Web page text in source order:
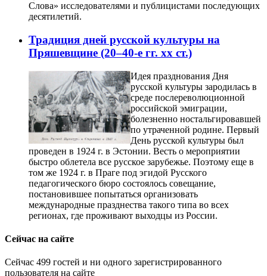
Слова» исследователями и публицистами последующих
десятилетий.
Традиция дней русской культуры на
Пряшевщине (20–40-е гг. хх ст.)
Идея празднования Дня
русской культуры зародилась в
среде послереволюционной
российской эмиграции,
болезненно ностальгировавшей
по утраченной родине. Первый
День русской культуры был
проведен в 1924 г. в Эстонии. Весть о мероприятии
быстро облетела все русское зарубежье. Поэтому еще в
том же 1924 г. в Праге под эгидой Русского
педагогического бюро состоялось совещание,
постановившее попытаться организовать
международные празднества такого типа во всех
регионах, где проживают выходцы из России.
Сейчас на сайте
Сейчас 499 гостей и ни одного зарегистрированного
пользователя на сайте